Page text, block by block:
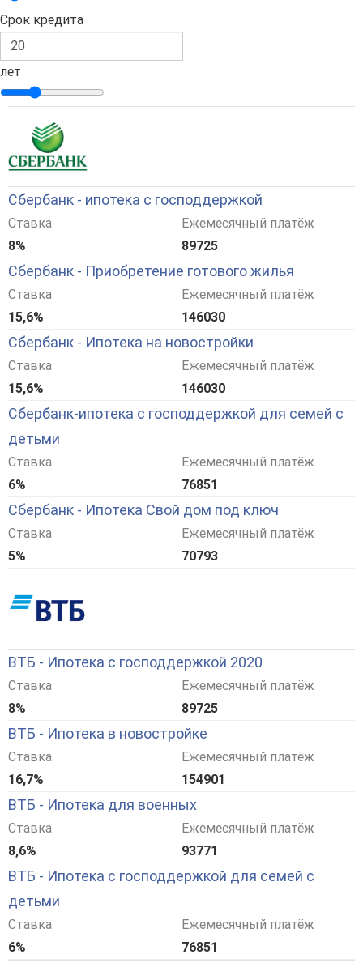
Срок кредита
лет
Сбербанк - ипотека с господдержкой
Ставка
8%
Ежемесячный платёж
89725
Сбербанк - Приобретение готового жилья
Ставка
15,6%
Ежемесячный платёж
146030
Сбербанк - Ипотека на новостройки
Ставка
15,6%
Ежемесячный платёж
146030
Сбербанк-ипотека с господдержкой для семей с
детьми
Ставка
6%
Ежемесячный платёж
76851
Сбербанк - Ипотека Свой дом под ключ
Ставка
5%
Ежемесячный платёж
70793
ВТБ - Ипотека с господдержкой 2020
Ставка
8%
Ежемесячный платёж
89725
ВТБ - Ипотека в новостройке
Ставка
16,7%
Ежемесячный платёж
154901
ВТБ - Ипотека для военных
Ставка
8,6%
Ежемесячный платёж
93771
ВТБ - Ипотека с господдержкой для семей с
детьми
Ставка
6%
Ежемесячный платёж
76851